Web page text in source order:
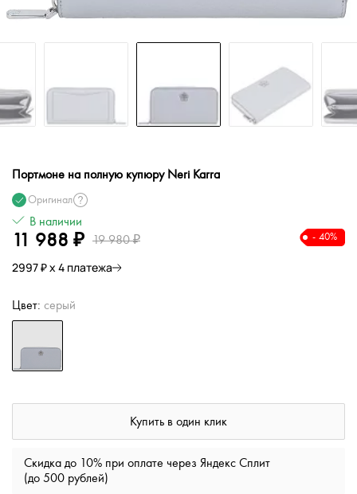
Портмоне на полную купюру Neri Karra
Оригинал
В наличии
11 988 ₽ 19 980 ₽ - 40%
2997 ₽ х 4 платежа
Цвет: серый
Купить в один клик
Скидка до 10% при оплате через Яндекс Сплит
(до 500 рублей)